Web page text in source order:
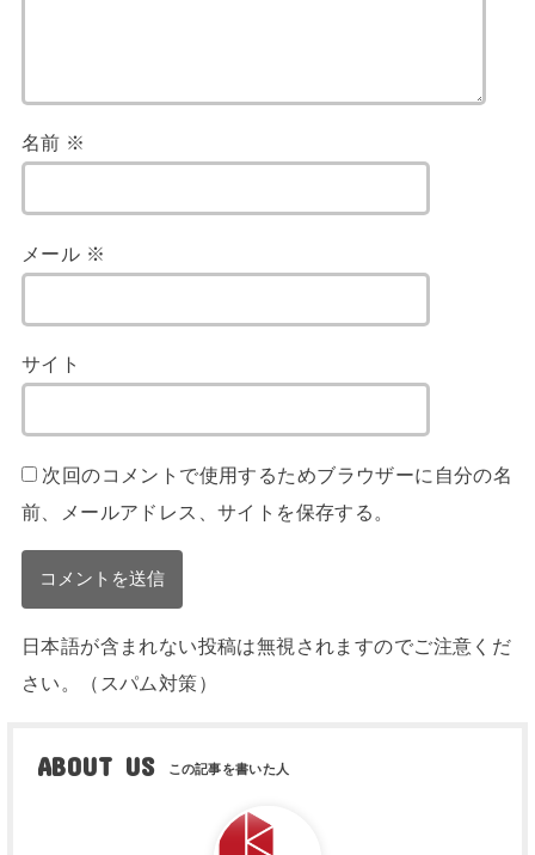
名前 ※
メール ※
サイト
次回のコメントで使用するためブラウザーに自分の名
前、メールアドレス、サイトを保存する。
日本語が含まれない投稿は無視されますのでご注意くだ
さい。（スパム対策）
ABOUT US